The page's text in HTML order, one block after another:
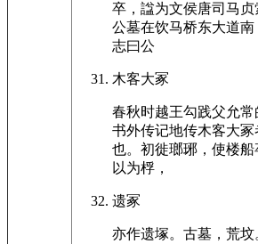
卒，諡为文侯唐司马
公墓在饮马桥东大道
志曰公
木客大冢
春秋时越王勾践父允
书外传记地传木客大
也。初徙瑯琊，使楼
以为桴，
遗冢
亦作遗塚。古墓，荒